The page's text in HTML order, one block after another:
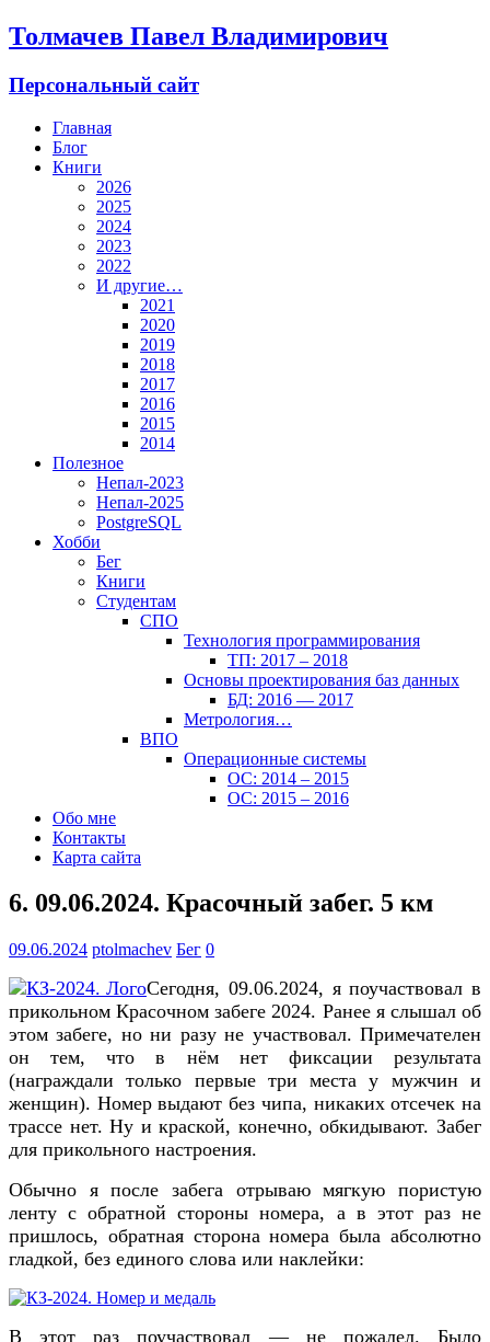
Толмачев Павел Владимирович
Персональный сайт
Главная
Блог
Книги
2026
2025
2024
2023
2022
И другие…
2021
2020
2019
2018
2017
2016
2015
2014
Полезное
Непал-2023
Непал-2025
PostgreSQL
Хобби
Бег
Книги
Студентам
СПО
Технология программирования
ТП: 2017 – 2018
Основы проектирования баз данных
БД: 2016 — 2017
Метрология…
ВПО
Операционные системы
ОС: 2014 – 2015
ОС: 2015 – 2016
Обо мне
Контакты
Карта сайта
6. 09.06.2024. Красочный забег. 5 км
09.06.2024 ptolmachev Бег 0
Сегодня, 09.06.2024, я поучаствовал в
прикольном Красочном забеге 2024. Ранее я слышал об
этом забеге, но ни разу не участвовал. Примечателен
он тем, что в нём нет фиксации результата
(награждали только первые три места у мужчин и
женщин). Номер выдают без чипа, никаких отсечек на
трассе нет. Ну и краской, конечно, обкидывают. Забег
для прикольного настроения.
Обычно я после забега отрываю мягкую пористую
ленту с обратной стороны номера, а в этот раз не
пришлось, обратная сторона номера была абсолютно
гладкой, без единого слова или наклейки:
В этот раз поучаствовал — не пожалел. Было